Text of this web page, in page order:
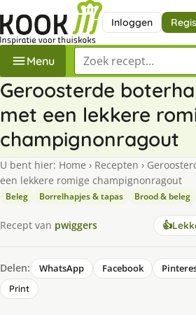
Inloggen
Menu Zoek een recept
Geroosterde
met een lekkere
champignonragout
U bent hier: Home › Recepten ›
een lekkere romige champignonragout
Beleg Borrelhapjes & tapas Brood & beleg
Recept van pwiggers 👍
Delen: WhatsApp Facebook
Print